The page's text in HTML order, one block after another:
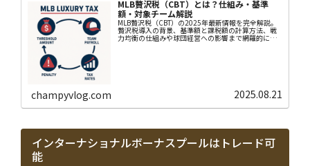
MLB贅沢税（CBT）とは？仕組み・基準
額・対象チーム解説
MLB贅沢税（CBT）の2025年最新情報を完全解説。
贅沢税導入の背景、基準額と課税額の計算方法、戦
力均衡の仕組みや球団経営への影響まで網羅的に解
champyvlog.com 2025.08.21
インターナショナルボーナスプールはトレード可
能